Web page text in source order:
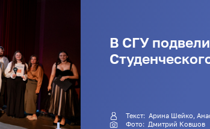
В СГУ
Текст:Арина Шейко,
Фото: Дмитрий Ковшов